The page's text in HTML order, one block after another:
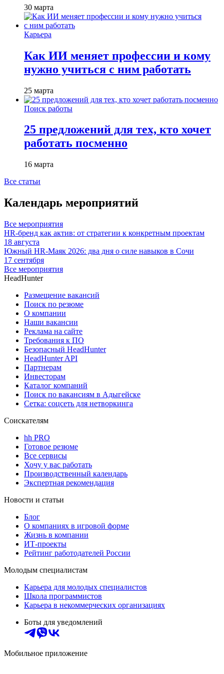
30 марта
Карьера
Как ИИ меняет профессии и кому
нужно учиться с ним работать
25 марта
Поиск работы
25 предложений для тех, кто хочет
работать посменно
16 марта
Все статьи
Календарь мероприятий
Все мероприятия
HR-бренд как актив: от стратегии к конкретным проектам
18 августа
Южный HR-Маяк 2026: два дня о силе навыков в Сочи
17 сентября
Все мероприятия
HeadHunter
Размещение вакансий
Поиск по резюме
О компании
Наши вакансии
Реклама на сайте
Требования к ПО
Безопасный HeadHunter
HeadHunter API
Партнерам
Инвесторам
Каталог компаний
Поиск по вакансиям в Адыгейске
Сетка: соцсеть для нетворкинга
Соискателям
hh PRO
Готовое резюме
Все сервисы
Хочу у вас работать
Производственный календарь
Экспертная рекомендация
Новости и статьи
Блог
О компаниях в игровой форме
Жизнь в компании
ИТ-проекты
Рейтинг работодателей России
Молодым специалистам
Карьера для молодых специалистов
Школа программистов
Карьера в некоммерческих организациях
Боты для уведомлений
Мобильное приложение